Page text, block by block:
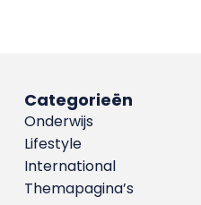
Categorieën
Onderwijs
Lifestyle
International
Themapagina’s